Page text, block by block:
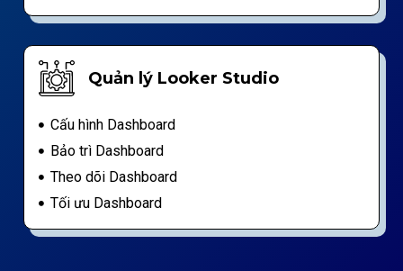
Quản lý Looker Studio
Cấu hình Dashboard
Bảo trì Dashboard
Theo dõi Dashboard
Tối ưu Dashboard